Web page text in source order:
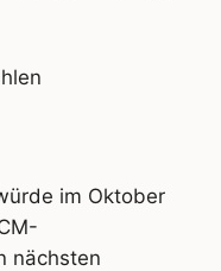
im Oktober
nächsten